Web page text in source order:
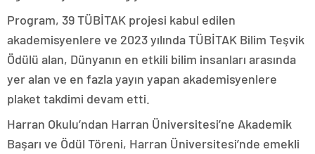
Program, 39 TÜBİTAK projesi kabul edilen
akademisyenlere ve 2023 yılında TÜBİTAK Bilim Teşvik
Ödülü alan, Dünyanın en etkili bilim insanları arasında
yer alan ve en fazla yayın yapan akademisyenlere
plaket takdimi devam etti.
Harran Okulu’ndan Harran Üniversitesi’ne Akademik
Başarı ve Ödül Töreni, Harran Üniversitesi’nde emekli